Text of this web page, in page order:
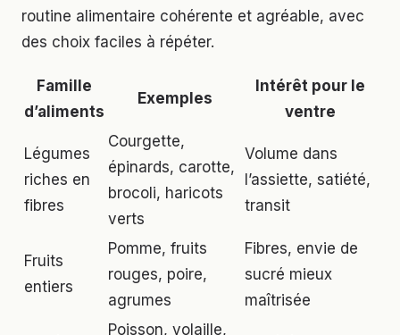
routine alimentaire cohérente et agréable, avec
des choix faciles à répéter.
Famille
d’aliments
Exemples
Intérêt pour le
ventre
Légumes
riches en
fibres
Courgette,
épinards, carotte,
brocoli, haricots
verts
Volume dans
l’assiette, satiété,
transit
Fruits
entiers
Pomme, fruits
rouges, poire,
agrumes
Fibres, envie de
sucré mieux
maîtrisée
Poisson, volaille,